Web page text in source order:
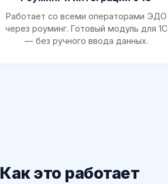
Работает со всеми операторами ЭДО
через роуминг. Готовый модуль для 1С
— без ручного ввода данных.
Как это работает